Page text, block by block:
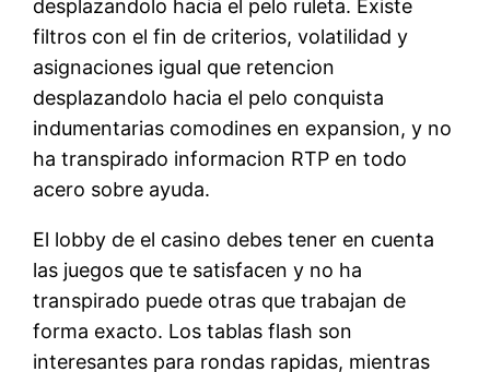
desplazandolo hacia el pelo ruleta. Existe
filtros con el fin de criterios, volatilidad y
asignaciones igual que retencion
desplazandolo hacia el pelo conquista
indumentarias comodines en expansion, y no
ha transpirado informacion RTP en todo
acero sobre ayuda.
El lobby de el casino debes tener en cuenta
las juegos que te satisfacen y no ha
transpirado puede otras que trabajan de
forma exacto. Los tablas flash son
interesantes para rondas rapidas, mientras